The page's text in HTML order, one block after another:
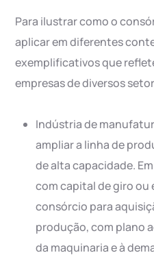
Para ilustrar como o
aplicar em diferentes
exemplificativos que
empresas de diversos
Indústria de
ampliar a linha de
de alta capacidade.
com capital de giro
consórcio para
produção, com plano
da maquinaria e à